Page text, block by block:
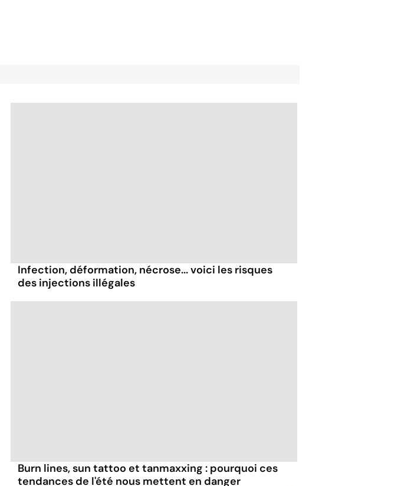
Infection, déformation, nécrose... voici les risques
des injections illégales
Burn lines, sun tattoo et tanmaxxing : pourquoi ces
tendances de l'été nous mettent en danger